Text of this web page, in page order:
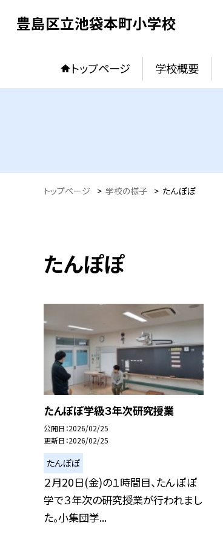
豊島区立池袋本町小学校
トップページ 学校概要
トップページ > 学校の様子 > たんぽぽ
たんぽぽ
たんぽぽ学級３年次研究授業
公開日 2026/02/25
更新日 2026/02/25
たんぽぽ
２月20日(金)の１時間目、たんぽぽ
学で３年次の研究授業が行われまし
た。小集団学...